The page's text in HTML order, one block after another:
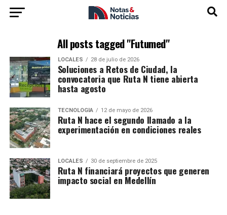
All posts tagged "Futumed"
LOCALES 28 de julio de 2026
Soluciones a Retos de Ciudad, la
convocatoria que Ruta N tiene abierta
hasta agosto
TECNOLOGÍA 12 de mayo de 2026
Ruta N hace el segundo llamado a la
experimentación en condiciones reales
LOCALES 30 de septiembre de 2025
Ruta N financiará proyectos que generen
impacto social en Medellín